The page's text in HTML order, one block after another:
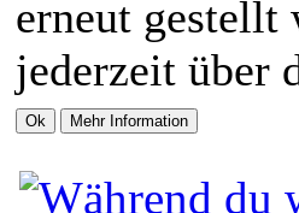
erneut gestellt
jederzeit über